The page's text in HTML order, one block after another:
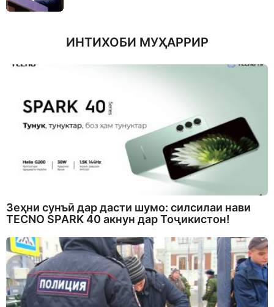
ИНТИХОБИ МУҲАРРИР
Зеҳни сунъӣ дар дасти шумо: силсилаи нави
TECNO SPARK 40 акнун дар Тоҷикистон!